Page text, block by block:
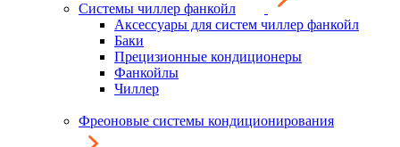
Системы чиллер фанкойл
Аксессуары для систем чиллер фанкойл
Баки
Прецизионные кондиционеры
Фанкойлы
Чиллер
Фреоновые системы кондиционирования